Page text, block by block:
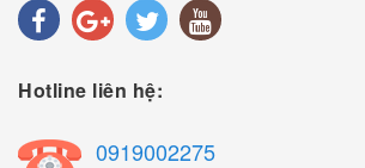
Hotline liên hệ:
0919002275